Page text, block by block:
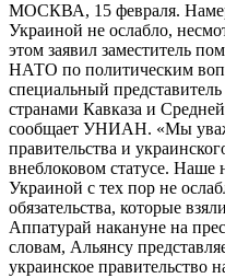
МОСКВА, 15 февраля.
Украиной не ослабло,
этом заявил заместитель
НАТО по политическим
специальный
странами Кавказа и
сообщает УНИАН. «Мы
правительства и
внеблоковом статусе. Наше
Украиной с тех пор не
обязательства, которые
Аппатурай накануне на
словам, Альянсу
украинское правительство